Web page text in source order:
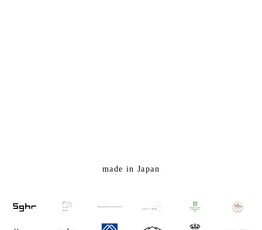
made in Japan